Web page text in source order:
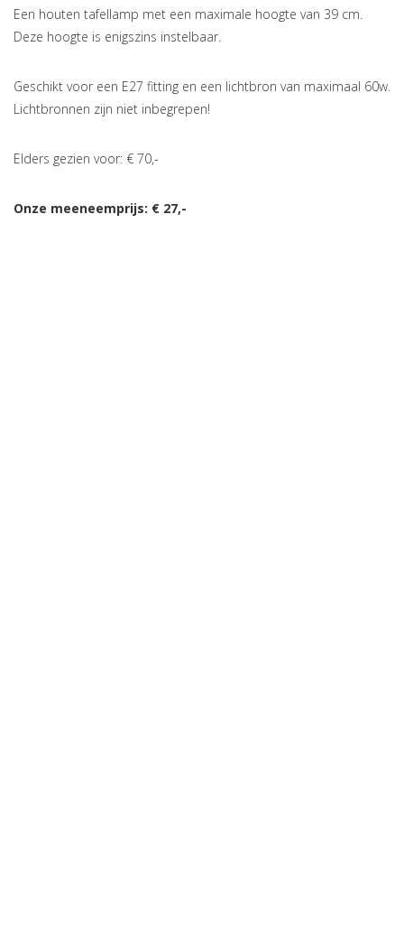
Een houten tafellamp met een maximale hoogte van 39 cm.
Deze hoogte is enigszins instelbaar.
Geschikt voor een E27 fitting en een lichtbron van maximaal 60w.
Lichtbronnen zijn niet inbegrepen!
Elders gezien voor: € 70,-
Onze meeneemprijs: € 27,-